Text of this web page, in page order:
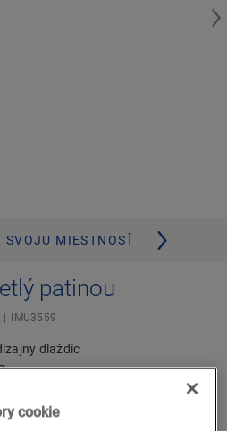
SVOJU MIESTNOSŤ
patinou
IMU3559
dlaždíc
cookie